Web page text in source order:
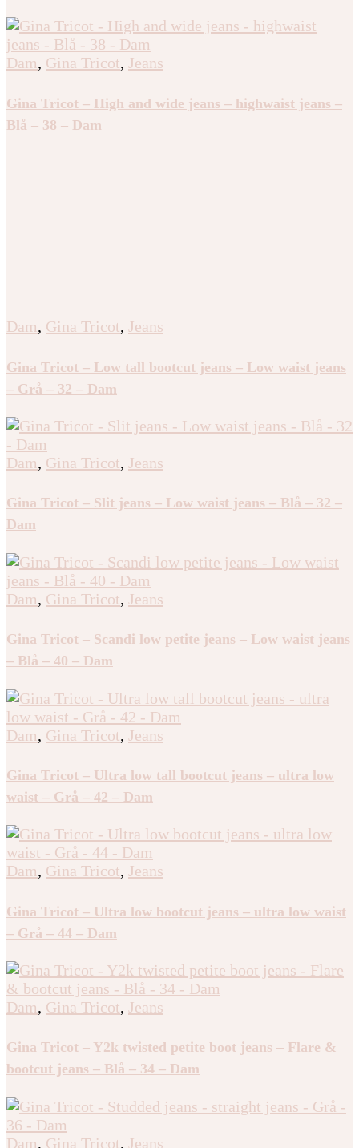
Dam, Gina Tricot, Jeans
Gina Tricot – High and wide jeans – highwaist jeans –
Blå – 38 – Dam
Dam, Gina Tricot, Jeans
Gina Tricot – Low tall bootcut jeans – Low waist jeans
– Grå – 32 – Dam
Dam, Gina Tricot, Jeans
Gina Tricot – Slit jeans – Low waist jeans – Blå – 32 –
Dam
Dam, Gina Tricot, Jeans
Gina Tricot – Scandi low petite jeans – Low waist jeans
– Blå – 40 – Dam
Dam, Gina Tricot, Jeans
Gina Tricot – Ultra low tall bootcut jeans – ultra low
waist – Grå – 42 – Dam
Dam, Gina Tricot, Jeans
Gina Tricot – Ultra low bootcut jeans – ultra low waist
– Grå – 44 – Dam
Dam, Gina Tricot, Jeans
Gina Tricot – Y2k twisted petite boot jeans – Flare &
bootcut jeans – Blå – 34 – Dam
Dam, Gina Tricot, Jeans